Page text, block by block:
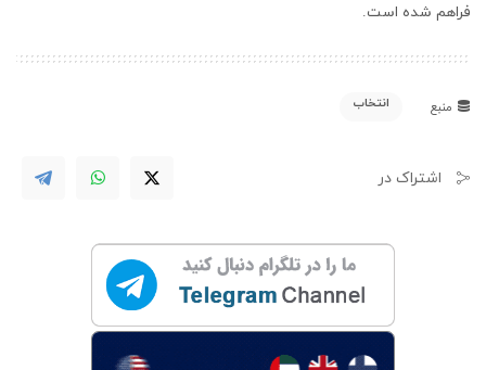
فراهم شده است.
منبع انتخاب
اشتراک در